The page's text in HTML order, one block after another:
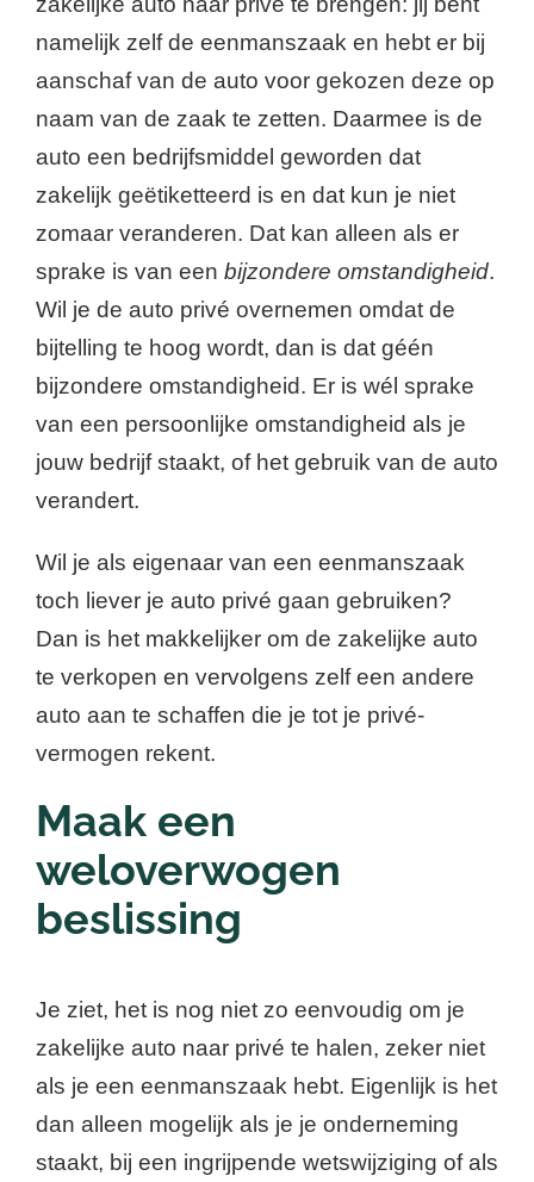
namelijk zelf de eenmanszaak en hebt er bij
aanschaf van de auto voor gekozen deze op
naam van de zaak te zetten. Daarmee is de
auto een bedrijfsmiddel geworden dat
zakelijk geëtiketteerd is en dat kun je niet
zomaar veranderen. Dat kan alleen als er
sprake is van een bijzondere omstandigheid.
Wil je de auto privé overnemen omdat de
bijtelling te hoog wordt, dan is dat géén
bijzondere omstandigheid. Er is wél sprake
van een persoonlijke omstandigheid als je
jouw bedrijf staakt, of het gebruik van de auto
verandert.
Wil je als eigenaar van een eenmanszaak
toch liever je auto privé gaan gebruiken?
Dan is het makkelijker om de zakelijke auto
te verkopen en vervolgens zelf een andere
auto aan te schaffen die je tot je privé-
vermogen rekent.
Maak een
weloverwogen
beslissing
Je ziet, het is nog niet zo eenvoudig om je
zakelijke auto naar privé te halen, zeker niet
als je een eenmanszaak hebt. Eigenlijk is het
dan alleen mogelijk als je je onderneming
staakt, bij een ingrijpende wetswijziging of als